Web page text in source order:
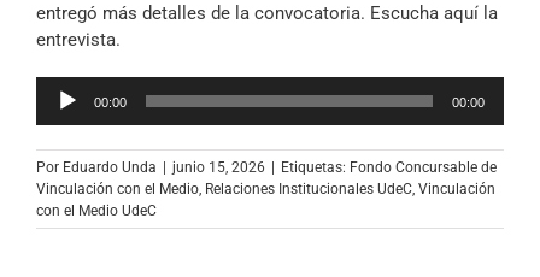
entregó más detalles de la convocatoria. Escucha aquí la
entrevista.
Reproductor
00:00 00:00
Por Eduardo Unda | junio 15, 2026 | Etiquetas: Fondo Concursable de
Vinculación con el Medio, Relaciones Institucionales UdeC, Vinculación
con el Medio UdeC